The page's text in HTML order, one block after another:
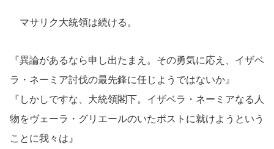
マサリク大統領は続ける。
『異論があるなら申し出たまえ。その勇気に応え、イザベ
ラ・ネーミア討伐の最先鋒に任じようではないか』
『しかしですな、大統領閣下。イザベラ・ネーミアなる人
物をヴェーラ・グリエールのいたポストに就けようという
ことに我々は』